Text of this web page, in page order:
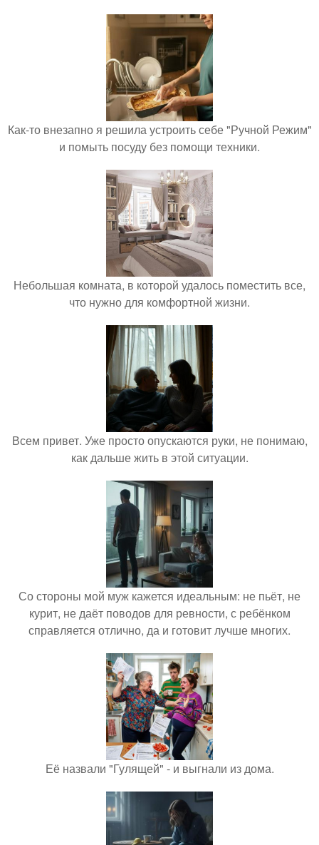
Как-то внезапно я решила устроить себе "Ручной Режим"
и помыть посуду без помощи техники.
Небольшая комната, в которой удалось поместить все,
что нужно для комфортной жизни.
Всем привет. Уже просто опускаются руки, не понимаю,
как дальше жить в этой ситуации.
Со стороны мой муж кажется идеальным: не пьёт, не
курит, не даёт поводов для ревности, с ребёнком
справляется отлично, да и готовит лучше многих.
Её назвали "Гулящей" - и выгнали из дома.